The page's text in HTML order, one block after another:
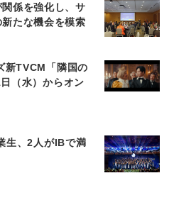
係を強化し、サ
たな機会を模索
新TVCM「隣国の
（水）からオン
生、2人がIBで満